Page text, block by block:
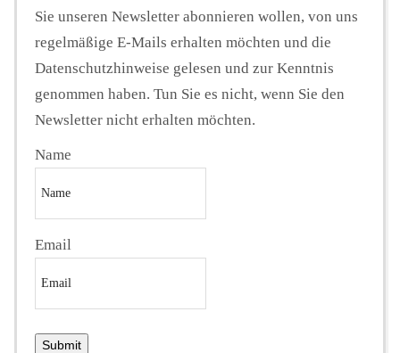
Sie unseren Newsletter abonnieren wollen, von uns
regelmäßige E-Mails erhalten möchten und die
Datenschutzhinweise gelesen und zur Kenntnis
genommen haben. Tun Sie es nicht, wenn Sie den
Newsletter nicht erhalten möchten.
Name
Email